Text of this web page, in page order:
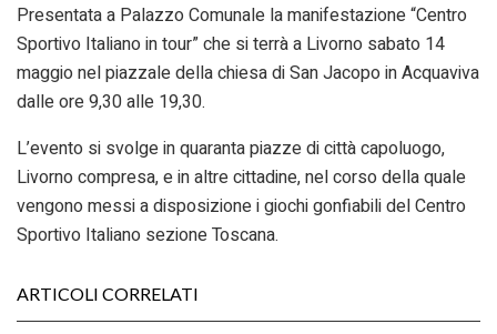
Presentata a Palazzo Comunale la manifestazione “Centro
Sportivo Italiano in tour” che si terrà a Livorno sabato 14
maggio nel piazzale della chiesa di San Jacopo in Acquaviva
dalle ore 9,30 alle 19,30.
L’evento si svolge in quaranta piazze di città capoluogo,
Livorno compresa, e in altre cittadine, nel corso della quale
vengono messi a disposizione i giochi gonfiabili del Centro
Sportivo Italiano sezione Toscana.
ARTICOLI CORRELATI